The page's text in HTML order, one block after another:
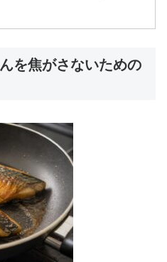
を焦がさないための